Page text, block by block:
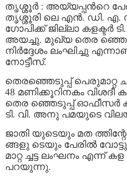
തൃശ്ശൂര്‍ : അയ്യപ്പന്‍റെ
തൃശ്ശൂരി ലെ എന്‍. ഡി. എ.
ഗോപിക്ക് ജില്ലാ കളക്ടര്‍
അയച്ചു. മുഖ്യ തെര
നിര്‍ദ്ദേശം ലംഘിച്ചു
നോട്ടീസ്.
തെരഞ്ഞെടുപ്പ് പെരുമാറ്റ
48 മണിക്കൂറിനകം
തെര ഞ്ഞെടുപ്പ് ഓഫീസര്‍
ടി. വി. അനു പമയുടെ
ജാതി യുടെയും മത
ങ്ങളു ടെയും പേരില്‍
മാറ്റ ച്ചട്ട ലംഘനം എന്ന്
പറയുന്നു.